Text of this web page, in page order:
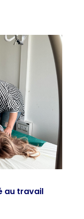
au travail